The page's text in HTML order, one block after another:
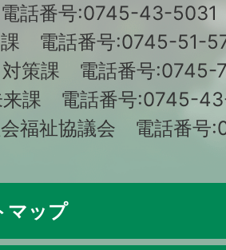
話番号:0745-43-5031
課 電話番号:0745-51-
対策課 電話番号:0745-
来課 電話番号:0745-
会福祉協議会 電話番号
マップ